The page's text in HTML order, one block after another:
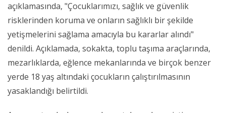
açıklamasında, "Çocuklarımızı, sağlık ve güvenlik
risklerinden koruma ve onların sağlıklı bir şekilde
yetişmelerini sağlama amacıyla bu kararlar alındı"
denildi. Açıklamada, sokakta, toplu taşıma araçlarında,
mezarlıklarda, eğlence mekanlarında ve birçok benzer
yerde 18 yaş altındaki çocukların çalıştırılmasının
yasaklandığı belirtildi.